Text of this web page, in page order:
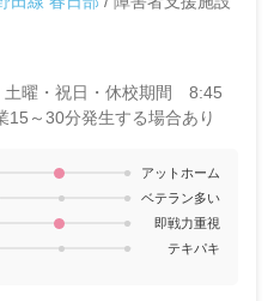
ます★
曜・祝日・休校期間 8:45
～30分発生する場合あり
アットホーム
ベテラン多い
即戦力重視
テキパキ